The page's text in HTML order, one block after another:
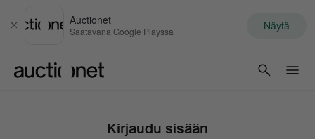
Sulje
Auctionet
Saatavana Google Playssa Näytä
Kirjaudu sisään